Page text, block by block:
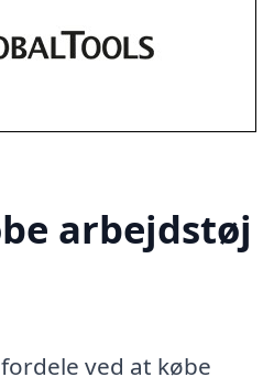
arbejdstøj
ved at købe